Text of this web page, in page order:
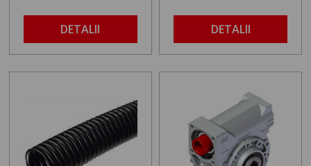
DETALII DETALII